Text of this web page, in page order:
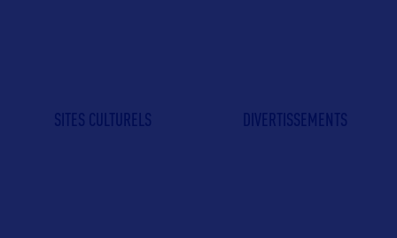
SITES CULTURELS DIVERTISSEMENTS